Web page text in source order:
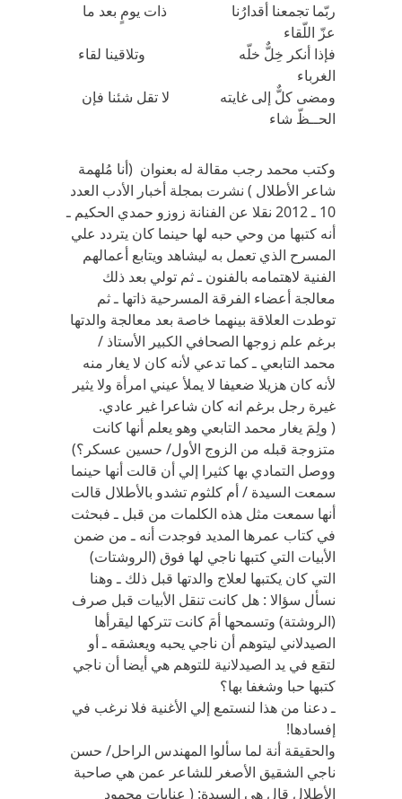
ربّما تجمعنا أقدارُنا ذات يومٍ بعد ما
عزّ اللّقاء
فإذا أنكر خِلٌّ خلّه وتلاقينا لقاء
الغرباء
ومضى كلٌّ إلى غايته لا تقل شئنا فإن
الحــظّ شاء
وكتب محمد رجب مقالة له بعنوان (أنا مُلهمة
شاعر الأطلال ) نشرت بمجلة أخبار الأدب العدد
10 ـ 2012 نقلا عن الفنانة زوزو حمدي الحكيم ـ
أنه كتبها من وحي حبه لها حينما كان يتردد علي
المسرح الذي تعمل به ليشاهد ويتابع أعمالهم
الفنية لاهتمامه بالفنون ـ ثم تولي بعد ذلك
معالجة أعضاء الفرقة المسرحية ذاتها ـ ثم
توطدت العلاقة بينهما خاصة بعد معالجة والدتها
برغم علم زوجها الصحافي الكبير الأستاذ /
محمد التابعي ـ كما تدعي لأنه كان لا يغار منه
لأنه كان هزيلا ضعيفا لا يملأ عيني امرأة ولا يثير
غيرة رجل برغم انه كان شاعرا غير عادي.
( ولِمَ يغار محمد التابعي وهو يعلم أنها كانت
متزوجة قبله من الزوج الأول/ حسين عسكر؟)
ووصل التمادي بها كثيرا إلي أن قالت أنها حينما
سمعت السيدة / أم كلثوم تشدو بالأطلال قالت
أنها سمعت مثل هذه الكلمات من قبل ـ فبحثت
في كتاب عمرها المديد فوجدت أنه ـ من ضمن
الأبيات التي كتبها ناجي لها فوق (الروشتات)
التي كان يكتبها لعلاج والدتها قبل ذلك ـ وهنا
نسأل سؤالا : هل كانت تنقل الأبيات قبل صرف
(الروشتة) وتسمحها أمَ كانت تتركها ليقرأها
الصيدلاني ليتوهم أن ناجي يحبه ويعشقه ـ أو
لتقع في يد الصيدلانية للتوهم هي أيضا أن ناجي
كتبها حبا وشغفا بها؟
ـ دعنا من هذا لنستمع إلي الأغنية فلا نرغب في
إفسادها!
والحقيقة أنة لما سألوا المهندس الراحل/ حسن
ناجي الشقيق الأصغر للشاعر عمن هي صاحبة
الأطلال قال هي السيدة: ( عنايات محمود